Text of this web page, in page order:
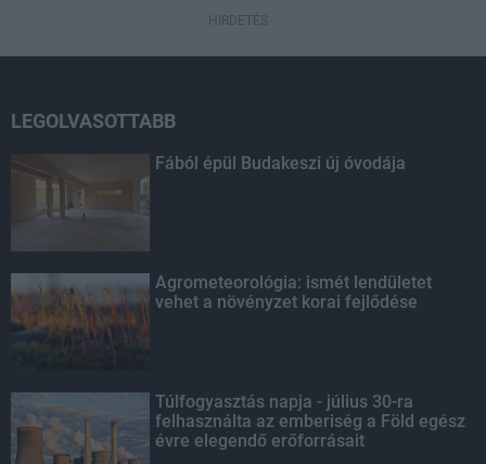
HIRDETÉS
LEGOLVASOTTABB
Fából épül Budakeszi új óvodája
Agrometeorológia: ismét lendületet
vehet a növényzet korai fejlődése
Túlfogyasztás napja - július 30-ra
felhasználta az emberiség a Föld egész
évre elegendő erőforrásait